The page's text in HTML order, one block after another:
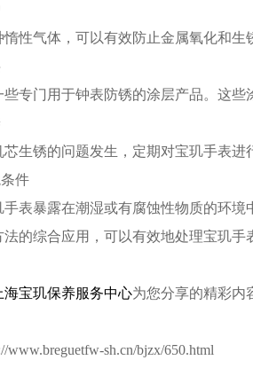
气体，可以有效防止金属氧化和生
门用于钟表防锈的涂层产品。这些
锈的问题发生，定期对宝玑手表进
件
暴露在潮湿或有腐蚀性物质的环境
综合应用，可以有效地处理宝玑手
海宝玑保养服务中心为您分享的精彩内
sh.cn/bjzx/650.html